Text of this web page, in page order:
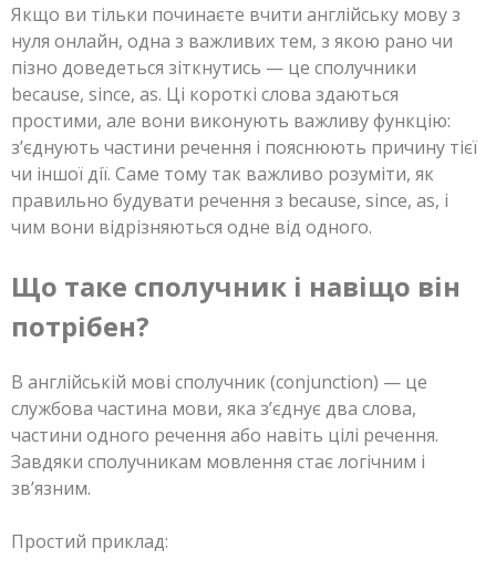
Якщо ви тільки починаєте вчити англійську мову з
нуля онлайн, одна з важливих тем, з якою рано чи
пізно доведеться зіткнутись — це сполучники
because, since, as. Ці короткі слова здаються
простими, але вони виконують важливу функцію:
з’єднують частини речення і пояснюють причину тієї
чи іншої дії. Саме тому так важливо розуміти, як
правильно будувати речення з because, since, as, і
чим вони відрізняються одне від одного.
Що таке сполучник і навіщо він
потрібен?
В англійській мові сполучник (conjunction) — це
службова частина мови, яка з’єднує два слова,
частини одного речення або навіть цілі речення.
Завдяки сполучникам мовлення стає логічним і
зв’язним.
Простий приклад: